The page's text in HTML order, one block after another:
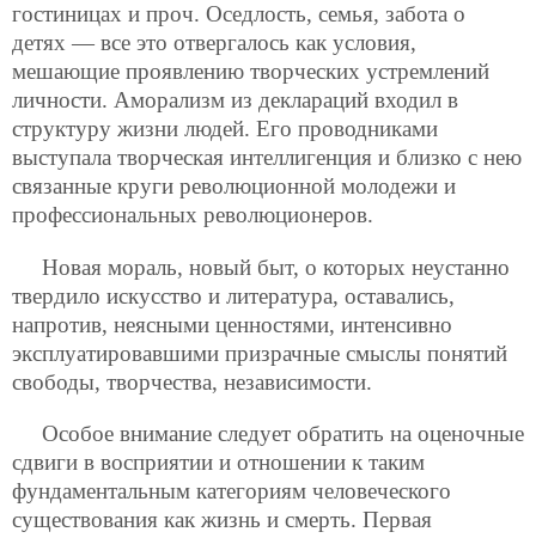
гостиницах и проч. Оседлость, семья, забота о
детях — все это отвергалось как условия,
мешающие проявлению творческих устремлений
личности. Аморализм из деклараций входил в
структуру жизни людей. Его проводниками
выступала творческая интеллигенция и близко с нею
связанные круги революционной молодежи и
профессиональных революционеров.
Новая мораль, новый быт, о которых неустанно
твердило искусство и литература, оставались,
напротив, неясными ценностями, интенсивно
эксплуатировавшими призрачные смыслы понятий
свободы, творчества, независимости.
Особое внимание следует обратить на оценочные
сдвиги в восприятии и отношении к таким
фундаментальным категориям человеческого
существования как жизнь и смерть. Первая